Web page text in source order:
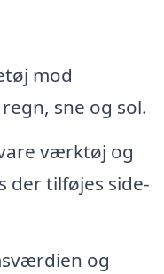
mod
sne og sol.
værktøj og
der tilføjes side-
og